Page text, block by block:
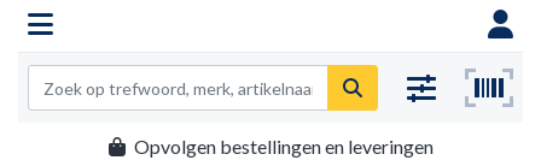
Opvolgen bestellingen en leveringen